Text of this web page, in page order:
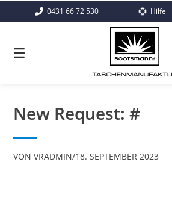
0431 66 72 530 Hilfe
New Request: #
VONVRADMIN/18. SEPTEMBER 2023